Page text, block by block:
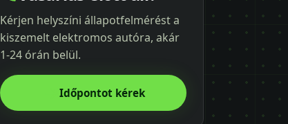
Kérjen helyszíni állapotfelmérést a
kiszemelt elektromos autóra, akár
1-24 órán belül.
Időpontot kérek